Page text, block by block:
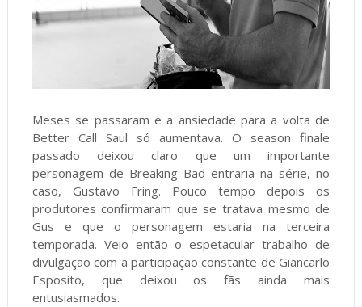
Meses se passaram e a ansiedade para a volta de
Better Call Saul só aumentava. O season finale
passado deixou claro que um importante
personagem de Breaking Bad entraria na série, no
caso, Gustavo Fring. Pouco tempo depois os
produtores confirmaram que se tratava mesmo de
Gus e que o personagem estaria na terceira
temporada. Veio então o espetacular trabalho de
divulgação com a participação constante de Giancarlo
Esposito, que deixou os fãs ainda mais
entusiasmados.